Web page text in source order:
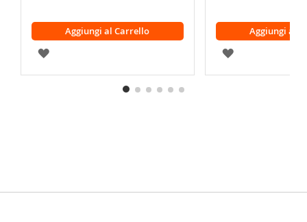
Aggiungi al Carrello
AGGIUNGI
ALLA
Aggiungi al
AGGIUNGI
ALLA